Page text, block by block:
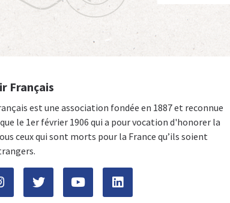
Français
est une association fondée en 1887 et reconnue
le 1er février 1906 qui a pour vocation d'honorer la
ceux qui sont morts pour la France qu’ils soient